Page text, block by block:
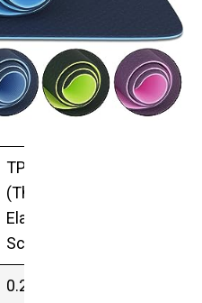
TPE
(Thermoplastische
Elastomere),
Schadstofffrei
0.24 Inch (~6 mm)